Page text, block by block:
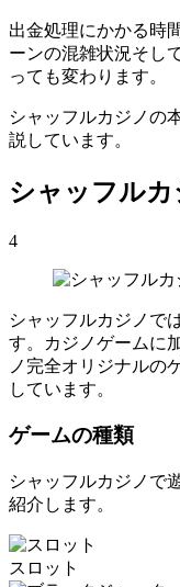
出金処理にかかる時
ーンの混雑状況そし
っても変わります。
シャッフルカジノの
説しています。
シャッフル
4
シャッフルカジノで
す。カジノゲームに
ノ完全オリジナルの
しています。
ゲームの種類
シャッフルカジノで
紹介します。
スロット